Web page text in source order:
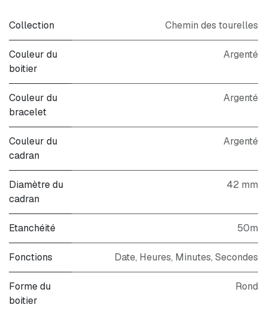
Collection Chemin des tourelles
Couleur du
boitier
Argenté
Couleur du
bracelet
Argenté
Couleur du
cadran
Argenté
Diamètre du
cadran
42 mm
Etanchéité 50m
Fonctions Date, Heures, Minutes, Secondes
Forme du
boitier
Rond